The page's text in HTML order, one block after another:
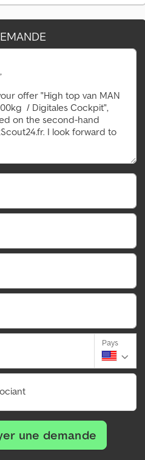
Pays
une demande